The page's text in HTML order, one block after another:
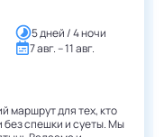
5 дней / 4 ночи
7 авг. – 11 авг.
маршрут для тех, кто
спешки и суеты. Мы